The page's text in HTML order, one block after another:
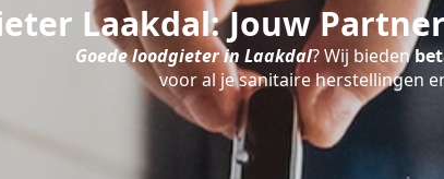
Laakdal: Jouw
Goede loodgieter in Laakdal? Wij bieden
voor al je sanitaire herstellingen